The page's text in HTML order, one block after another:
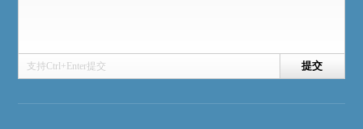
支持Ctrl+Enter提交